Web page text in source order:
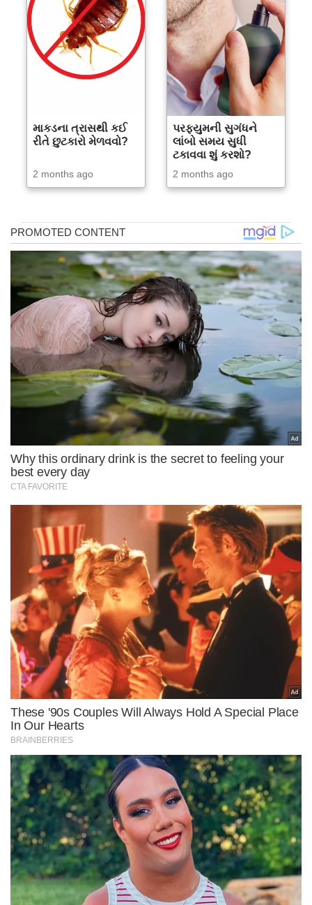
માકડના ત્રાસથી કઈ
રીતે છુટકારો મેળવવો?
2 months ago
પરફ્યુમની સુગંધને
લાંબો સમય સુધી
ટકાવવા શું કરશો?
2 months ago